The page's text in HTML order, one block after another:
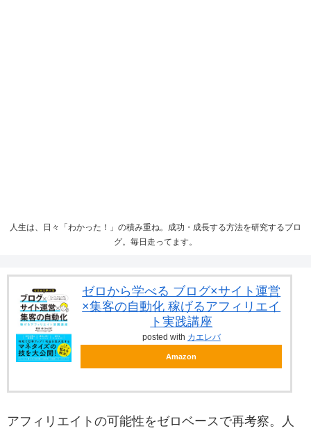
人生は、日々「わかった！」の積み重ね。成功・成長する方法を研究するブロ
グ。毎日走ってます。
ゼロから学べる ブログ×サイト運営
×集客の自動化 稼げるアフィリエイ
ト実践講座
posted with カエレバ
Amazon
アフィリエイトの可能性をゼロベースで再考察。人